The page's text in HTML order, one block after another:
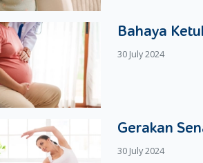
Bahaya
30 July 2024
Gerakan
30 July 2024